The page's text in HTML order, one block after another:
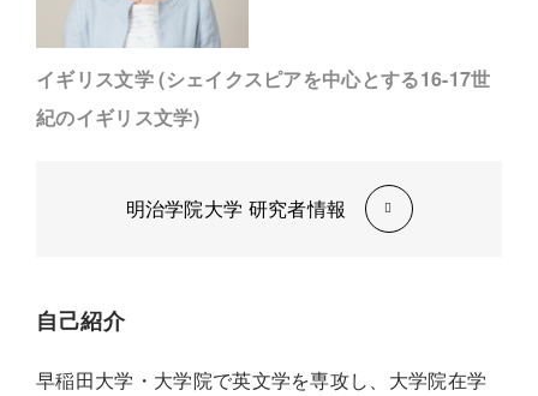
イギリス文学 (シェイクスピアを中心とする16-17世
紀のイギリス文学)
明治学院大学 研究者情報
自己紹介
早稲田大学・大学院で英文学を専攻し、大学院在学